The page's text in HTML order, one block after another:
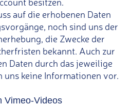
auf die erhobenen Daten
noch sind uns der
die Zwecke der
bekannt. Auch zur
Daten durch das jeweilige
uns keine Informationen vor.
Videos